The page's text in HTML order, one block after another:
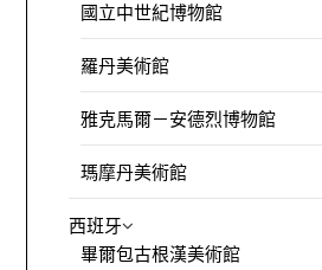
國立中世紀博物館
羅丹美術館
雅克馬爾－安德烈博物館
瑪摩丹美術館
西班牙
畢爾包古根漢美術館